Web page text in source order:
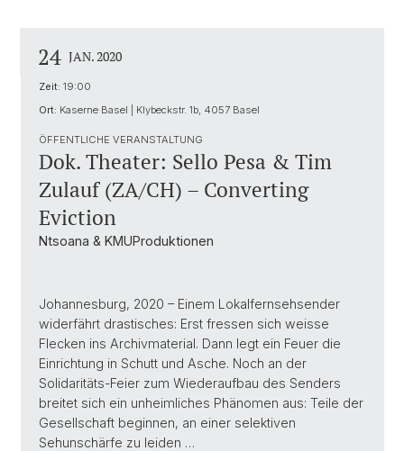
24 JAN. 2020
Zeit: 19:00
Ort: Kaserne Basel | Klybeckstr. 1b, 4057 Basel
ÖFFENTLICHE VERANSTALTUNG
Dok. Theater: Sello Pesa & Tim
Zulauf (ZA/CH) – Converting
Eviction
Ntsoana & KMUProduktionen
Johannesburg, 2020 – Einem Lokalfernsehsender
widerfährt drastisches: Erst fressen sich weisse
Flecken ins Archivmaterial. Dann legt ein Feuer die
Einrichtung in Schutt und Asche. Noch an der
Solidaritäts-Feier zum Wiederaufbau des Senders
breitet sich ein unheimliches Phänomen aus: Teile der
Gesellschaft beginnen, an einer selektiven
Sehunschärfe zu leiden …